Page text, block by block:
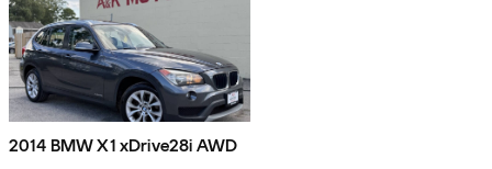
2014 BMW X1 xDrive28i AWD